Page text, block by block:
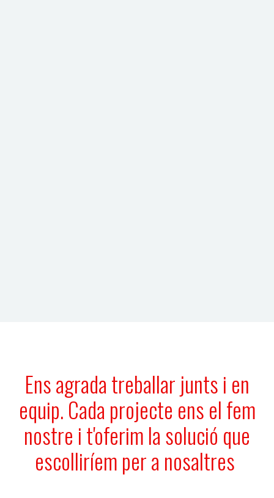
Ens agrada treballar junts i en
equip. Cada projecte ens el fem
nostre i t'oferim la solució que
escolliríem per a nosaltres